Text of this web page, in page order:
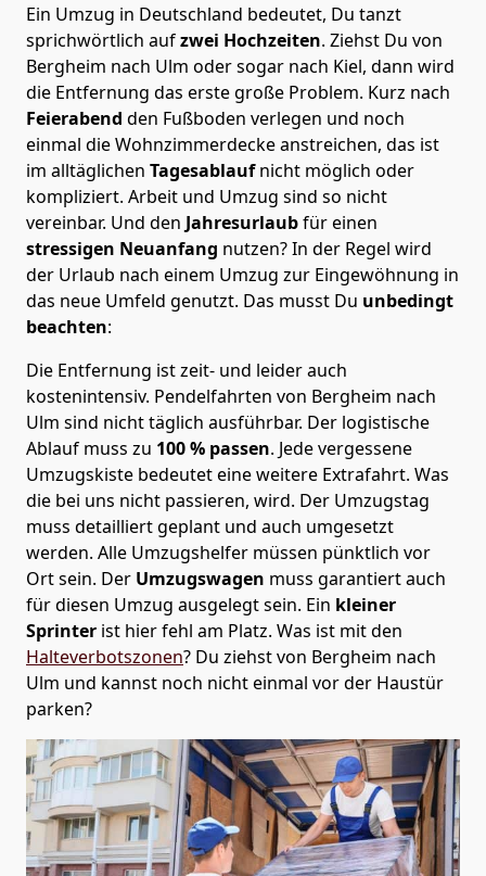
Ein Umzug in Deutschland bedeutet, Du tanzt
sprichwörtlich aufzwei Hochzeiten. Ziehst Du von
Bergheim nach Ulm oder sogar nach Kiel, dann wird
die Entfernung das erste große Problem. Kurz nach
Feierabend den Fußboden verlegen und noch
einmal die Wohnzimmerdecke anstreichen, das ist
im alltäglichen Tagesablaufnicht möglich oder
kompliziert. Arbeit und Umzug sind so nicht
vereinbar. Und den Jahresurlaubfür einen
stressigen Neuanfang nutzen? In der Regel wird
der Urlaub nach einem Umzug zur Eingewöhnung in
das neue Umfeld genutzt. Das musst Du unbedingt
beachten:
Die Entfernung ist zeit- und leider auch
kostenintensiv. Pendelfahrten von Bergheim nach
Ulm sind nicht täglich ausführbar. Der logistische
Ablauf muss zu 100 % passen. Jede vergessene
Umzugskiste bedeutet eine weitere Extrafahrt. Was
die bei uns nicht passieren, wird. Der Umzugstag
muss detailliert geplant und auch umgesetzt
werden. Alle Umzugshelfer müssen pünktlich vor
Ort sein. Der Umzugswagen muss garantiert auch
für diesen Umzug ausgelegt sein. Ein kleiner
Sprinter ist hier fehl am Platz. Was ist mit den
Halteverbotszonen? Du ziehst von Bergheim nach
Ulm und kannst noch nicht einmal vor der Haustür
parken?